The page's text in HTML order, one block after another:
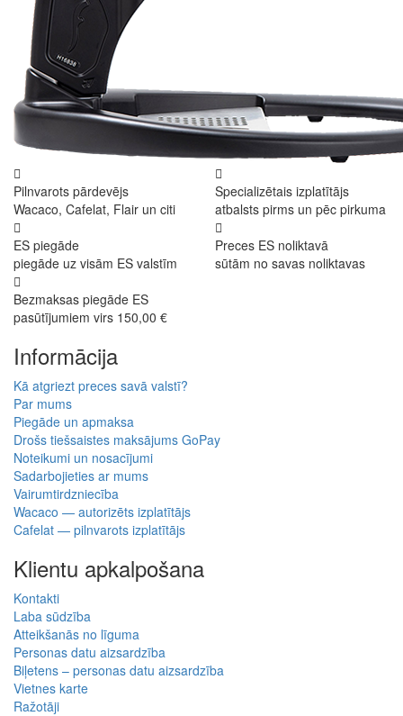
Pilnvarots pārdevējs
Wacaco, Cafelat, Flair un citi
Specializētais izplatītājs
atbalsts pirms un pēc pirkuma
ES piegāde
piegāde uz visām ES valstīm
Preces ES noliktavā
sūtām no savas noliktavas
Bezmaksas piegāde ES
pasūtījumiem virs 150,00 €
Informācija
Kā atgriezt preces savā valstī?
Par mums
Piegāde un apmaksa
Drošs tiešsaistes maksājums GoPay
Noteikumi un nosacījumi
Sadarbojieties ar mums
Vairumtirdzniecība
Wacaco — autorizēts izplatītājs
Cafelat — pilnvarots izplatītājs
Klientu apkalpošana
Kontakti
Laba sūdzība
Atteikšanās no līguma
Personas datu aizsardzība
Biļetens – personas datu aizsardzība
Vietnes karte
Ražotāji